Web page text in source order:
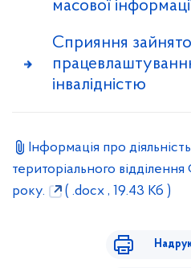
масової
Сприяння
інвалідністю
Інформація про
територіального відділення
року.
( .docx , 19.43 Кб )